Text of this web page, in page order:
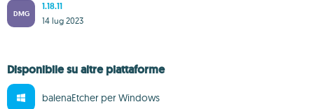
DMG
1.18.11
14 lug 2023
Disponibile su altre piattaforme
balenaEtcher per Windows